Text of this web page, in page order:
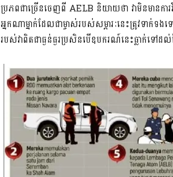
ប្រភពជាច្រើនចេញពី AELB និយាយថា វាមិនមាន
អ្នកណាម្នាក់ដែលជាម្ចាស់របស់សម្ភារៈនេះត្រូវទ
របស់វាពិតជាធ្ងន់ធ្ងរប្រសិនបើ​ឧបករណ៍នេះធ្លាក់ទ